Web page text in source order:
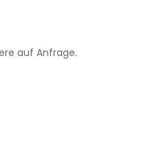
auf Anfrage.